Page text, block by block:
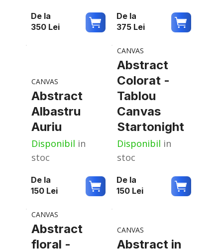
De la
350 Lei
De la
375 Lei
CANVAS
Abstract
Albastru
Auriu
Disponibil in
stoc
De la
150 Lei
CANVAS
Abstract
Colorat -
Tablou
Canvas
Startonight
Disponibil in
stoc
De la
150 Lei
CANVAS
Abstract
floral -
CANVAS
Abstract in